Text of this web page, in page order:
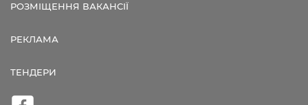
РОЗМІЩЕННЯ ВАКАНСІЇ
РЕКЛАМА
ТЕНДЕРИ